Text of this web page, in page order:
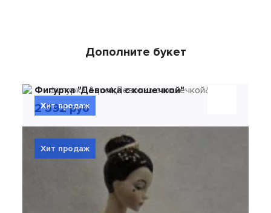
Дополните букет
Хит продаж
Фигурка "Девочка с кошечкой"
2 592 руб
Хит продаж